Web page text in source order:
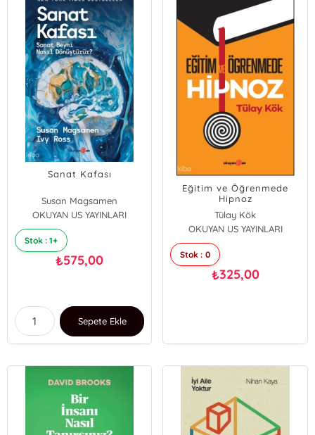
Sanat Kafası
Susan Magsamen
Ivy Ross
OKUYAN US YAYINLARI
Stok : 1+
₺575,00
Sepete Ekle
Eğitim ve Öğrenmede
Hipnoz
Tülay Kök
OKUYAN US YAYINLARI
Stok : 0
₺325,00